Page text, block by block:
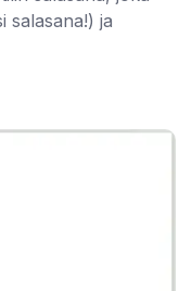
salasana!) ja